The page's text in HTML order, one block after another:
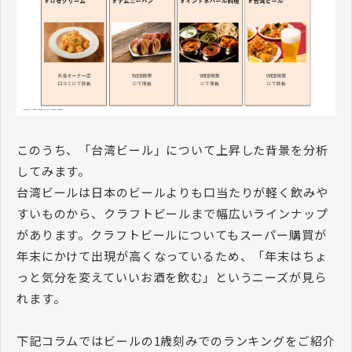
このうち、「台湾ビール」について上昇した背景を分析
してみます。
台湾ビールは日本のビールよりも口当たりが軽く飲みや
すいものから、クラフトビールまで幅広いラインナップ
があります。クラフトビールについてもスーパー購買が
年末にかけて出現が高くなっているため、「年末はちょ
っと気分を変えていいお酒を飲む」というニーズが見ら
れます。
下記コラムではビールの1歳刻みでのランキングをご紹介